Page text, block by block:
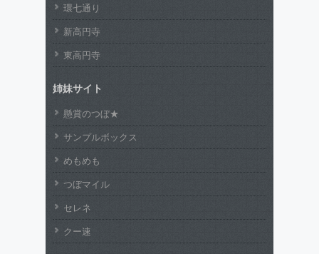
環七通り
新高円寺
東高円寺
姉妹サイト
懸賞のつぼ★
サンプルボックス
めもめも
つぼマイル
セレネ
クー速